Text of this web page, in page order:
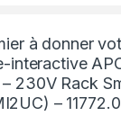
à donner
interactive
230V Rack
–